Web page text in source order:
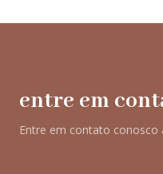
entre em
Entre em contato